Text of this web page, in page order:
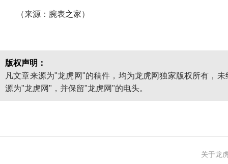
（来源：腕表之家）
版权声明：
凡文章来源为"龙虎网"的稿件，均为龙虎网独家版权所有，
源为"龙虎网"，并保留"龙虎网"的电头。
关于龙